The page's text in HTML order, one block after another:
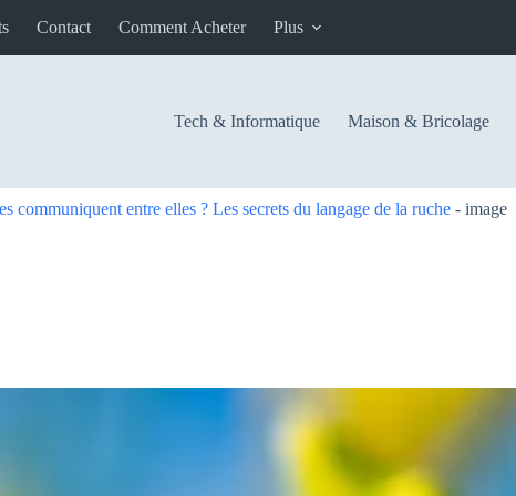
Contact Comment Acheter Plus
Tech & Informatique Maison & Bricolage
communiquent entre elles ? Les secrets du langage de la ruche - image